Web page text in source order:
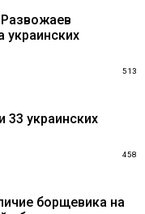
украинских
513
33 украинских
458
борщевика на